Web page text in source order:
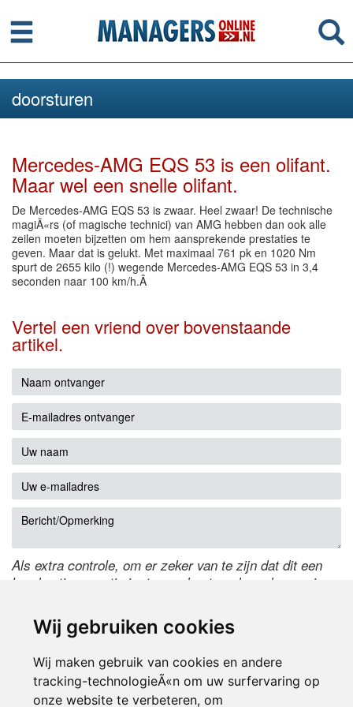
Wij gebruiken cookies
Wij maken gebruik van cookies en andere
tracking-technologieÃ«n om uw surfervaring op
onze website te verbeteren, om
Menu
doorsturen
Mercedes-AMG EQS 53 is een olifant.
Maar wel een snelle olifant.
De Mercedes-AMG EQS 53 is zwaar. Heel zwaar! De technische
magiÃ«rs (of magische technici) van AMG hebben dan ook alle
zeilen moeten bijzetten om hem aansprekende prestaties te
geven. Maar dat is gelukt. Met maximaal 761 pk en 1020 Nm
spurt de 2655 kilo (!) wegende Mercedes-AMG EQS 53 in 3,4
seconden naar 100 km/h.Â
Vertel een vriend over bovenstaande
artikel.
Als extra controle, om er zeker van te zijn dat dit een
handmatige reactie is, typ onderstaande code over in
de code te wijzigen.